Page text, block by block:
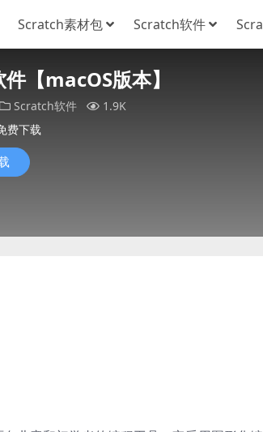
Scratch素材包 Scratch软件
【macOS版本】
Scratch软件
1.9K
费下载